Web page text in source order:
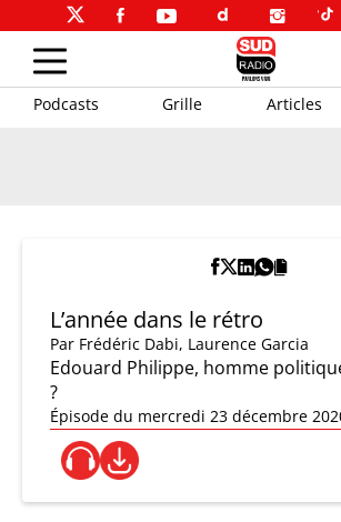
Podcasts Grille Articles
L’année dans le rétro
Par Frédéric Dabi, Laurence Garcia
Edouard Philippe, homme
?
Épisode du mercredi 23 décembre